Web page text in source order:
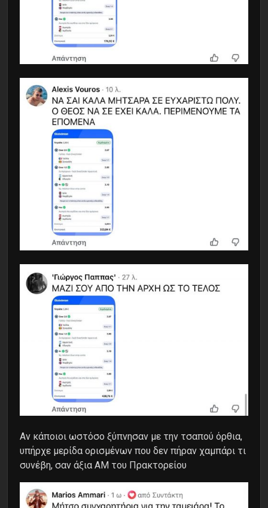
Αν κάποιοι ωστόσο ξύπνησαν με την τσαπού όρθια,
υπήρχε μερίδα ορισμένων που δεν πήραν χαμπάρι τι
συνέβη, σαν άξια ΑΜ του Πρακτορείου